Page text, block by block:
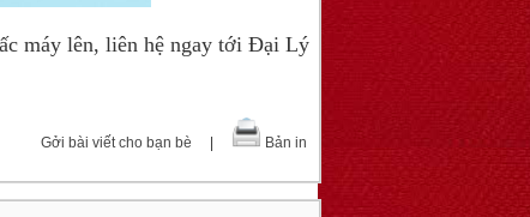
máy lên, liên hệ ngay tới Đại Lý
Gởi bài viết cho bạn bè Bản in